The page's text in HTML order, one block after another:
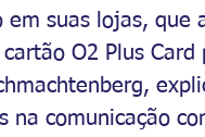
em suas lojas,
O2 Plus
na comunicação